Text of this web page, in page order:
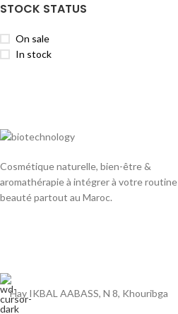
10 ML
10g
50g
30 ML
1 LITRE
100 ML
STOCK STATUS
On sale
In stock
Cosmétique naturelle, bien-être &
aromathérapie à intégrer à votre routine
beauté partout au Maroc.
Hay IKBAL AABASS, N 8, Khouribga